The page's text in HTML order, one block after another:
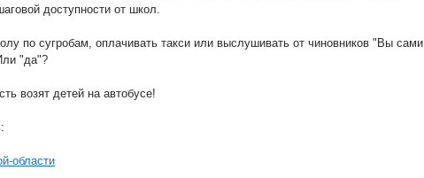
доступности от школ.
по сугробам, оплачивать такси или выслушивать от чиновников "Вы сами
"да"?
возят детей на автобусе!
области